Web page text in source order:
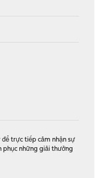
trực tiếp cảm nhận sự
phục những giải thưởng